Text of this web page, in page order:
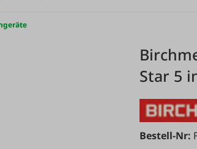
Star 5
Bestell-Nr: